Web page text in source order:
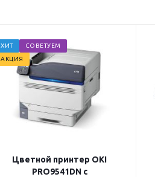
ХИТ
СОВЕТУЕМ
АКЦИЯ
Цветной принтер OKI
PRO9541DN с